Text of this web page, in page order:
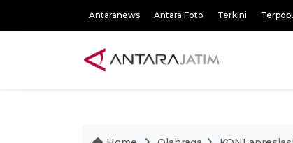
Antaranews Antara Foto Terkini